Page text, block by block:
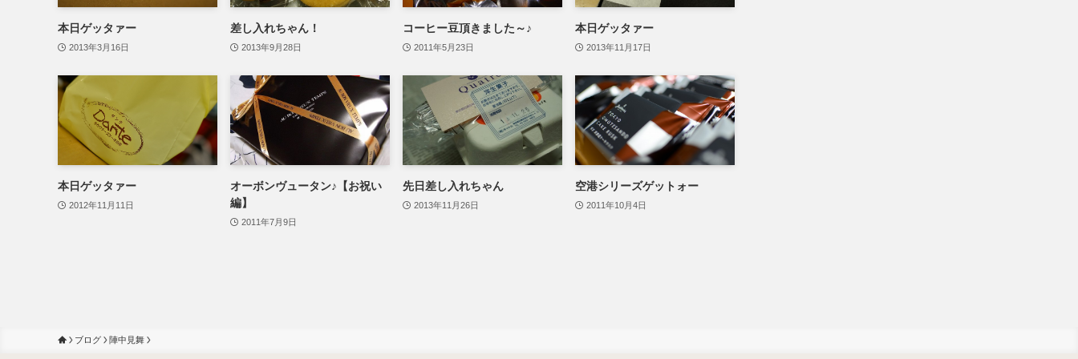
本日ゲッタァー
2013年3月16日
差し入れちゃん！
2013年9月28日
コーヒー豆頂きました～♪
2011年5月23日
本日ゲッタァー
2013年11月17日
本日ゲッタァー
2012年11月11日
オーボンヴュータン♪【お祝い
編】
2011年7月9日
先日差し入れちゃん
2013年11月26日
空港シリーズゲットォー
2011年10月4日
ブログ 陣中見舞